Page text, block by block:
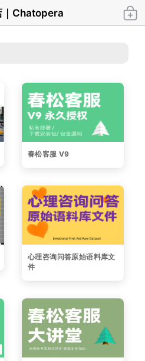
｜Chatopera
春松客服 V9
心理咨询问答原始语料库文
件